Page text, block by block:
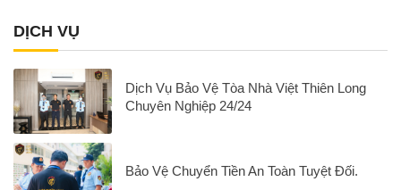
DỊCH VỤ
Dịch Vụ Bảo Vệ Tòa Nhà Việt Thiên Long
Chuyên Nghiệp 24/24
Bảo Vệ Chuyển Tiền An Toàn Tuyệt Đối.